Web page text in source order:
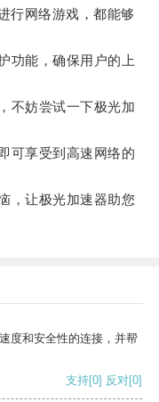
行网络游戏，都能够
能，确保用户的上
妨尝试一下极光加
享受到高速网络的
让极光加速器助您
度和安全性的连接，并帮
支持[0] 反对[0]